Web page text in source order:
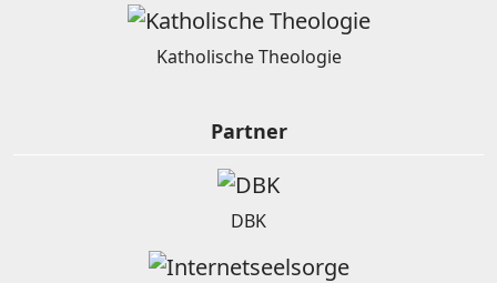
Katholische Theologie
Partner
DBK